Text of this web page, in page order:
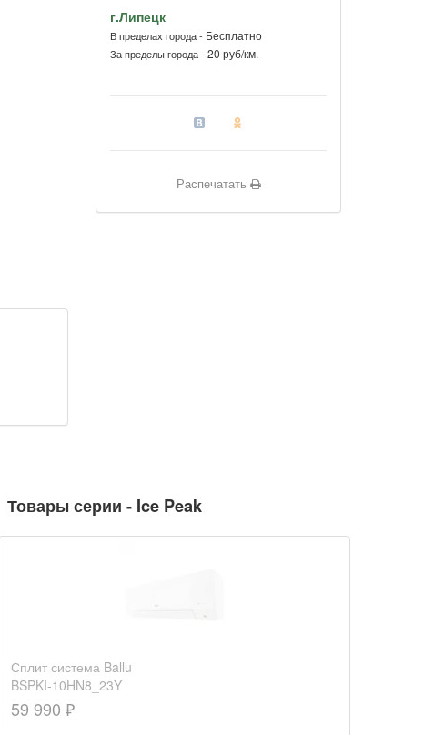
г.Липецк
В пределах города - Бесплатно
За пределы города - 20 руб/км.
Распечатать
Товары серии - Ice Peak
Сплит система Ballu
BSPKI-10HN8_23Y
59 990 ₽